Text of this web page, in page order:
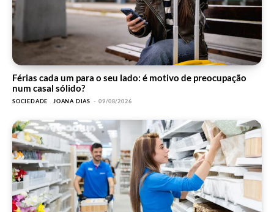
Férias cada um para o seu lado: é motivo de preocupação
num casal sólido?
SOCIEDADE JOANA DIAS - 09/08/2026